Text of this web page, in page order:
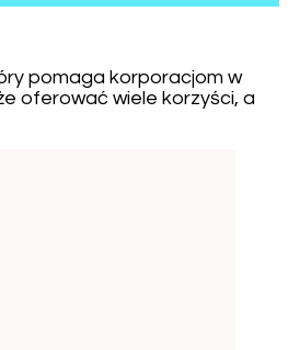
pomaga korporacjom w
oferować wiele korzyści, a